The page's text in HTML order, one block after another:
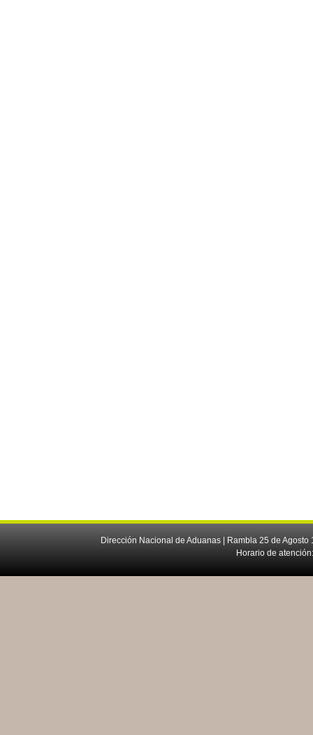
Dirección Nacional de Aduanas | Rambla 25 de
Horario de